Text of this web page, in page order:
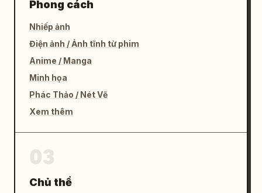
Phong cách
Nhiếp ảnh
Điện ảnh / Ảnh tĩnh từ phim
Anime / Manga
Minh họa
Phác Thảo / Nét Vẽ
Xem thêm
Chủ thể